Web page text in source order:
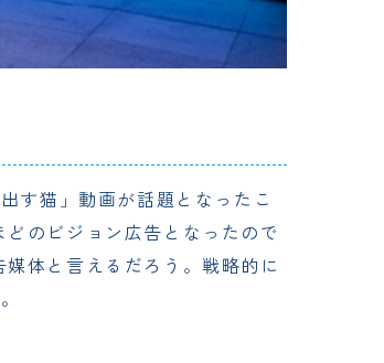
す猫」動画が話題となったこ
のビジョン広告となったので
体と言えるだろう。戦略的に